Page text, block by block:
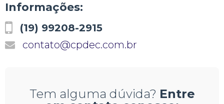
Informações:
(19) 99208-2915
contato@cpdec.com.br
Tem alguma dúvida? Entre